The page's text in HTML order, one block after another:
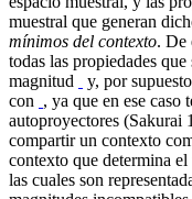
muestral que generan
mínimos del contexto. De
todas las propiedades
magnitud
y, por
con , ya que en ese caso
autoproyectores (Sakurai
compartir un contexto
contexto que determina
las cuales son